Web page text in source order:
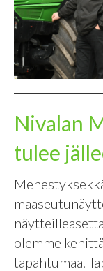
Nivalan
tulee
olemme
tapahtumaa.